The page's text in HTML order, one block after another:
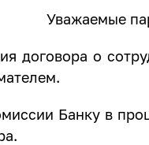
Уважаемые
договора о
Банку в